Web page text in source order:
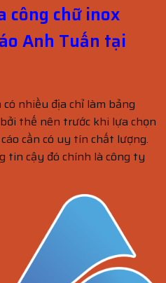
công chữ inox
Anh Tuấn tại
nhiều địa chỉ làm bảng
thế nên trước khi lựa chọn
cần có uy tín chất lượng.
tin cậy đó chính là công ty